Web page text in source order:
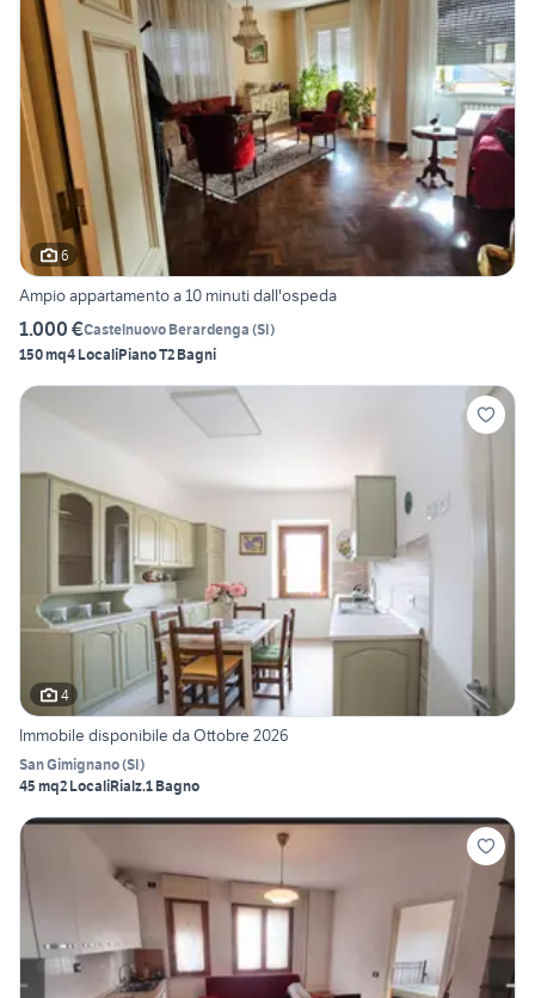
6
Ampio appartamento a 10 minuti dall'ospeda
1.000 €Castelnuovo Berardenga (SI)
150 mq4 LocaliPiano T2 Bagni
4
Immobile disponibile da Ottobre 2026
San Gimignano(SI)
45 mq2 LocaliRialz.1 Bagno